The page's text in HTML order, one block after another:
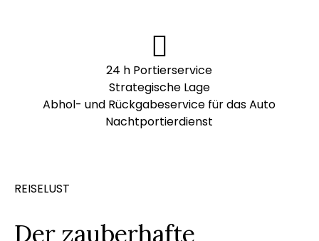
24 h Portierservice
Strategische Lage
Abhol- und Rückgabeservice für das Auto
Nachtportierdienst
REISELUST
Der zauberhafte